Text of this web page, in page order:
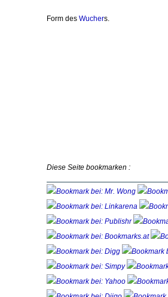
Form des Wuchers.
Diese Seite bookmarken :